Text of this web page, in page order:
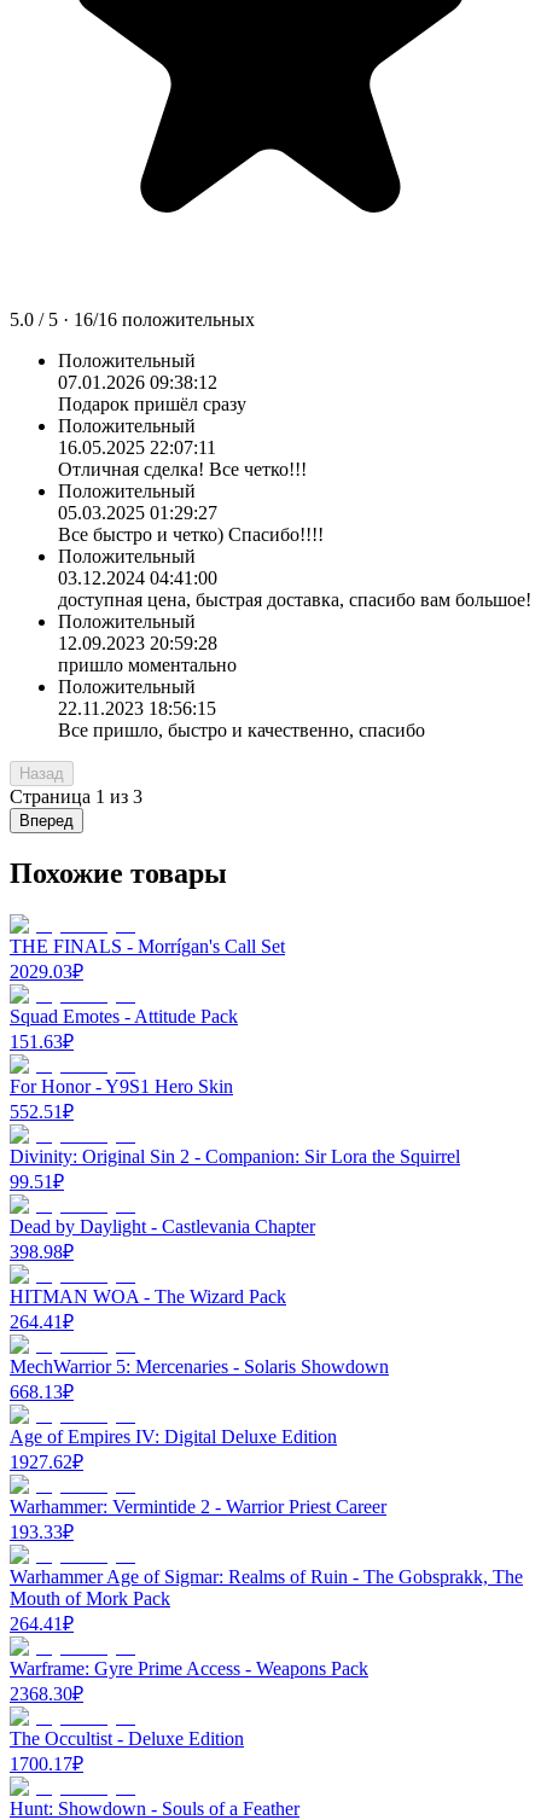
5.0 / 5 · 16/16 положительных
Положительный
07.01.2026 09:38:12
Подарок пришёл сразу
Положительный
16.05.2025 22:07:11
Отличная сделка! Все четко!!!
Положительный
05.03.2025 01:29:27
Все быстро и четко) Спасибо!!!!
Положительный
03.12.2024 04:41:00
доступная цена, быстрая доставка, спасибо вам большое!
Положительный
12.09.2023 20:59:28
пришло моментально
Положительный
22.11.2023 18:56:15
Все пришло, быстро и качественно, спасибо
Назад
Страница 1 из 3
Вперед
Похожие товары
THE FINALS - Morrígan's Call Set
2029.03₽
Squad Emotes - Attitude Pack
151.63₽
For Honor - Y9S1 Hero Skin
552.51₽
Divinity: Original Sin 2 - Companion: Sir Lora the Squirrel
99.51₽
Dead by Daylight - Castlevania Chapter
398.98₽
HITMAN WOA - The Wizard Pack
264.41₽
MechWarrior 5: Mercenaries - Solaris Showdown
668.13₽
Age of Empires IV: Digital Deluxe Edition
1927.62₽
Warhammer: Vermintide 2 - Warrior Priest Career
193.33₽
Warhammer Age of Sigmar: Realms of Ruin - The Gobsprakk, The
Mouth of Mork Pack
264.41₽
Warframe: Gyre Prime Access - Weapons Pack
2368.30₽
The Occultist - Deluxe Edition
1700.17₽
Hunt: Showdown - Souls of a Feather